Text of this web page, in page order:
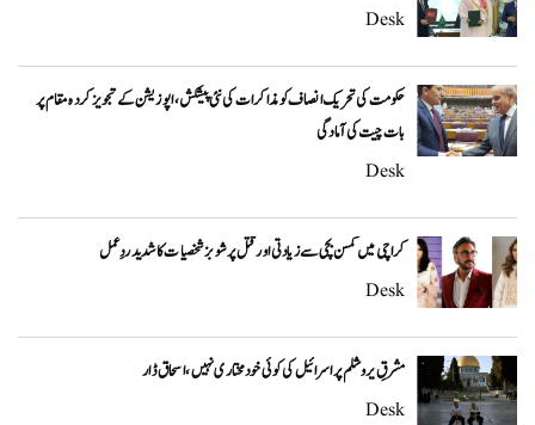
Desk
حکومت کی تحریک انصاف کو مذاکرات کی نئی پیشکش، اپوزیشن کے تجویز کردہ مقام پر
بات چیت کی آمادگی
Desk
کراچی میں کمسن بچی سے زیادتی اور قتل پر شوبز شخصیات کا شدید ردِعمل
Desk
مشرقِ یروشلم پر اسرائیل کی کوئی خودمختاری نہیں، اسحاق ڈار
Desk